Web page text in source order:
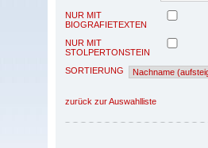
NUR MIT
BIOGRAFIETEXTEN
NUR MIT
STOLPERTONSTEIN
SORTIERUNG
zurück zur Auswahlliste